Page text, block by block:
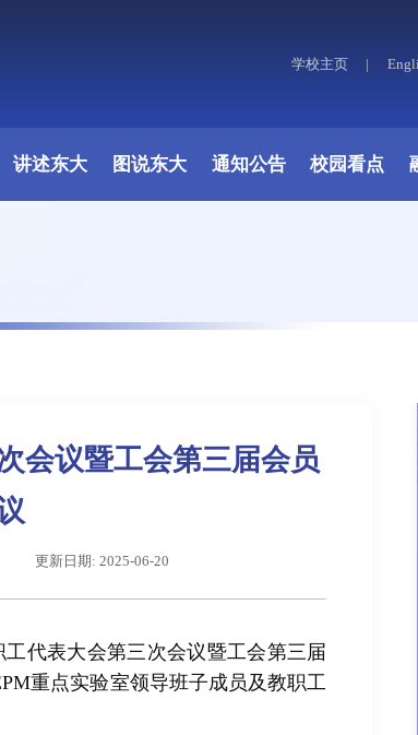
学校主页 |
讲述东大 图说东大 通知公告 校园看点
会议暨工会第三届会员
更新日期: 2025-06-20
代表大会第三次会议暨工会第三届
重点实验室领导班子成员及教职工